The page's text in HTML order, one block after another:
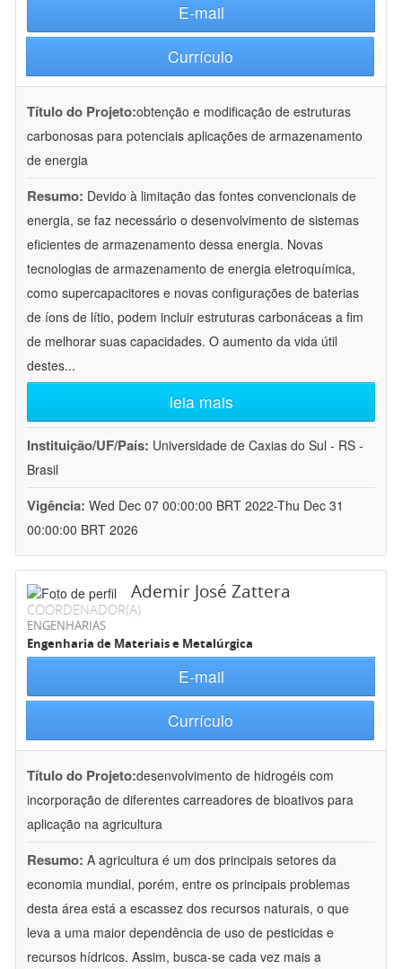
E-mail
Currículo
Título do Projeto:obtenção e modificação de estruturas
carbonosas para potenciais aplicações de armazenamento
de energia
Resumo: Devido à limitação das fontes convencionais de
energia, se faz necessário o desenvolvimento de sistemas
eficientes de armazenamento dessa energia. Novas
tecnologias de armazenamento de energia eletroquímica,
como supercapacitores e novas configurações de baterias
de íons de lítio, podem incluir estruturas carbonáceas a fim
de melhorar suas capacidades. O aumento da vida útil
destes...
leia mais
Instituição/UF/País: Universidade de Caxias do Sul - RS -
Brasil
Vigência: Wed Dec 07 00:00:00 BRT 2022-Thu Dec 31
00:00:00 BRT 2026
Ademir José Zattera
COORDENADOR(A)
ENGENHARIAS
Engenharia de Materiais e Metalúrgica
E-mail
Currículo
Título do Projeto:desenvolvimento de hidrogéis com
incorporação de diferentes carreadores de bioativos para
aplicação na agricultura
Resumo: A agricultura é um dos principais setores da
economia mundial, porém, entre os principais problemas
desta área está a escassez dos recursos naturais, o que
leva a uma maior dependência de uso de pesticidas e
recursos hídricos. Assim, busca-se cada vez mais a